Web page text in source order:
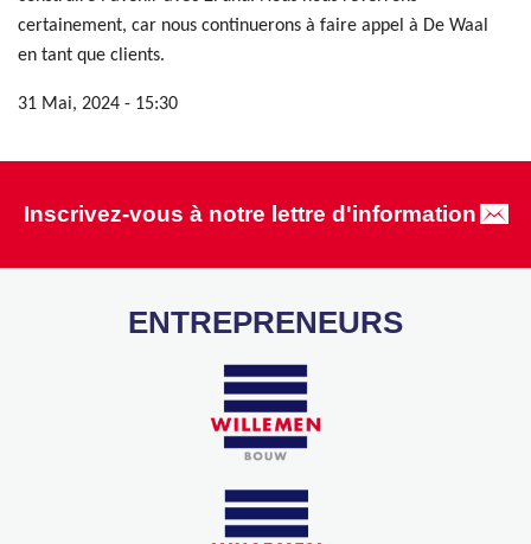
certainement, car nous continuerons à faire appel à De Waal
en tant que clients.
31 Mai, 2024 - 15:30
Inscrivez-vous à notre lettre d'information
ENTREPRENEURS